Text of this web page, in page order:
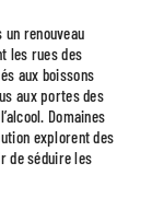
renouveau
les rues des
aux boissons
aux portes des
Domaines
explorent des
de séduire les